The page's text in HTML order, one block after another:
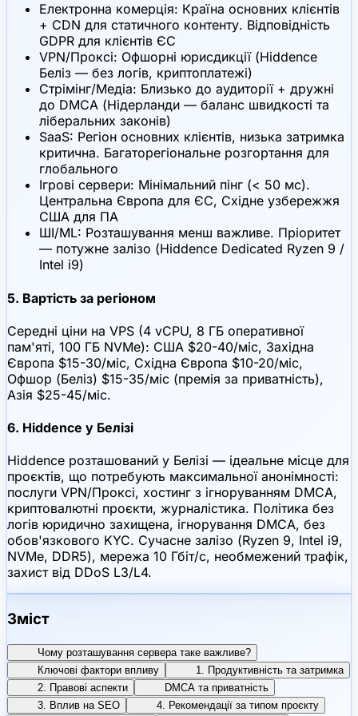
Електронна комерція: Країна основних клієнтів
+ CDN для статичного контенту. Відповідність
GDPR для клієнтів ЄС
VPN/Проксі: Офшорні юрисдикції (Hiddence
Беліз — без логів, криптоплатежі)
Стрімінг/Медіа: Близько до аудиторії + дружні
до DMCA (Нідерланди — баланс швидкості та
ліберальних законів)
SaaS: Регіон основних клієнтів, низька затримка
критична. Багаторегіональне розгортання для
глобального
Ігрові сервери: Мінімальний пінг (< 50 мс).
Центральна Європа для ЄС, Східне узбережжя
США для ПА
ШІ/ML: Розташування менш важливе. Пріоритет
— потужне залізо (Hiddence Dedicated Ryzen 9 /
Intel i9)
5. Вартість за регіоном
Середні ціни на VPS (4 vCPU, 8 ГБ оперативної
пам'яті, 100 ГБ NVMe): США $20-40/міс, Західна
Європа $15-30/міс, Східна Європа $10-20/міс,
Офшор (Беліз) $15-35/міс (премія за приватність),
Азія $25-45/міс.
6. Hiddence у Белізі
Hiddence розташований у Белізі — ідеальне місце для
проєктів, що потребують максимальної анонімності:
послуги VPN/Проксі, хостинг з ігноруванням DMCA,
криптовалютні проєкти, журналістика. Політика без
логів юридично захищена, ігнорування DMCA, без
обов'язкового KYC. Сучасне залізо (Ryzen 9, Intel i9,
NVMe, DDR5), мережа 10 Гбіт/с, необмежений трафік,
захист від DDoS L3/L4.
Зміст
Чому розташування сервера таке важливе?
Ключові фактори впливу
1. Продуктивність та затримка
2. Правові аспекти
DMCA та приватність
3. Вплив на SEO
4. Рекомендації за типом проєкту